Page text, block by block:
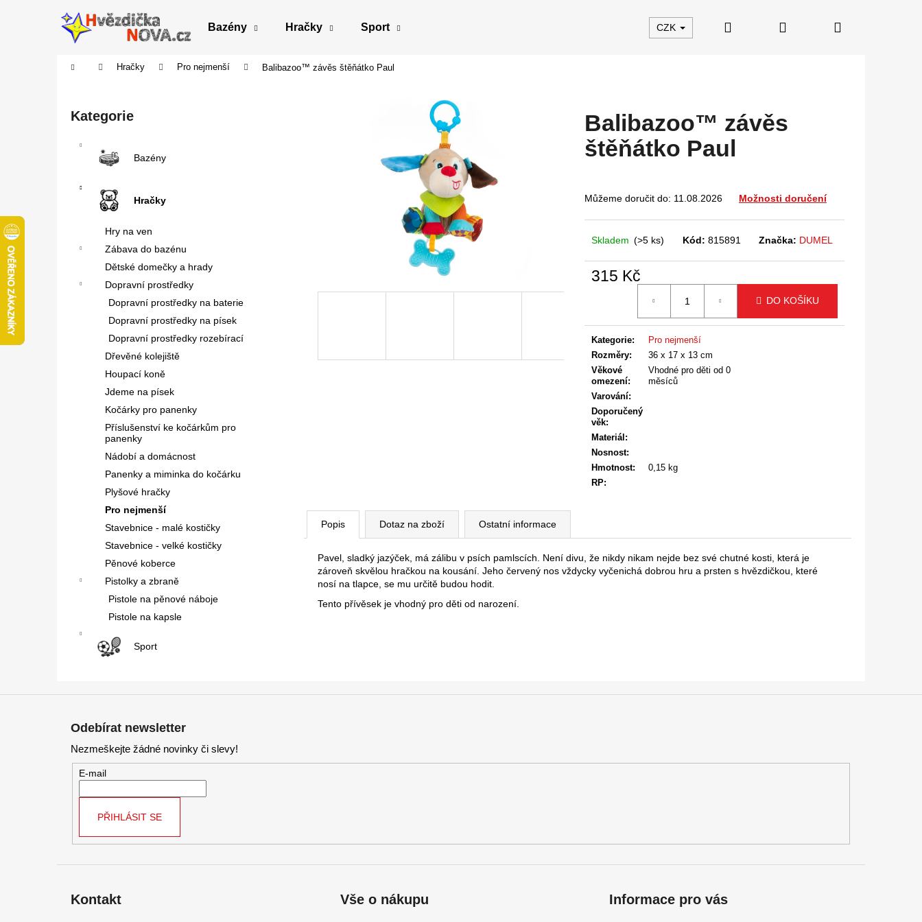
Bazény Hračky Sport CZK Hledat PřihlášeníNákupní
Domů Hračky Pro nejmenší Balibazoo™ závěs štěňátko Paul
Přeskočit
kategorie
Kategorie
Bazény
Hračky
Hry na ven
Zábava do bazénu
Dětské domečky a hrady
Dopravní prostředky
Dopravní prostředky na baterie
Dopravní prostředky na písek
Dopravní prostředky rozebírací
Dřevěné kolejiště
Houpací koně
Jdeme na písek
Kočárky pro panenky
Příslušenství ke kočárkům pro
panenky
Nádobí a domácnost
Panenky a miminka do kočárku
Plyšové hračky
Pro nejmenší
Stavebnice - malé kostičky
Stavebnice - velké kostičky
Pěnové koberce
Pistolky a zbraně
Pistole na pěnové náboje
Pistole na kapsle
Sport
Balibazoo™ závěs
štěňátko Paul
Můžeme doručit do: 11.08.2026 Možnosti doručení
Skladem (>5 ks) Kód: 815891 Značka: DUMEL
315 Kč
DO KOŠÍKU
Kategorie:
Pro nejmenší
Rozměry:
36 x 17 x 13 cm
Věkové
omezení:
Vhodné pro děti od 0
měsíců
Varování:
Doporučený
věk:
Materiál:
Nosnost:
Hmotnost:
0,15 kg
RP:
Popis Dotaz na zboží Ostatní informace
Pavel, sladký jazýček, má zálibu v psích pamlscích. Není divu, že nikdy nikam nejde bez své chutné kosti, která je
zároveň skvělou hračkou na kousání. Jeho červený nos vždycky vyčenichá dobrou hru a prsten s hvězdičkou, které
nosí na tlapce, se mu určitě budou hodit.
Tento přívěsek je vhodný pro děti od narození.
Zpět
Zpět
Co potřebujete najít?
Doporučujeme
Odebírat newsletter
Nezmeškejte žádné novinky či slevy!
E-mail
PŘIHLÁSIT SE
Kontakt Vše o nákupu Informace pro vás